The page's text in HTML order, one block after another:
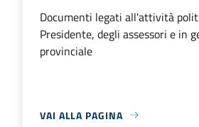
Documenti legati all'attività
Presidente, degli assessori e in
provinciale
VAI ALLA PAGINA